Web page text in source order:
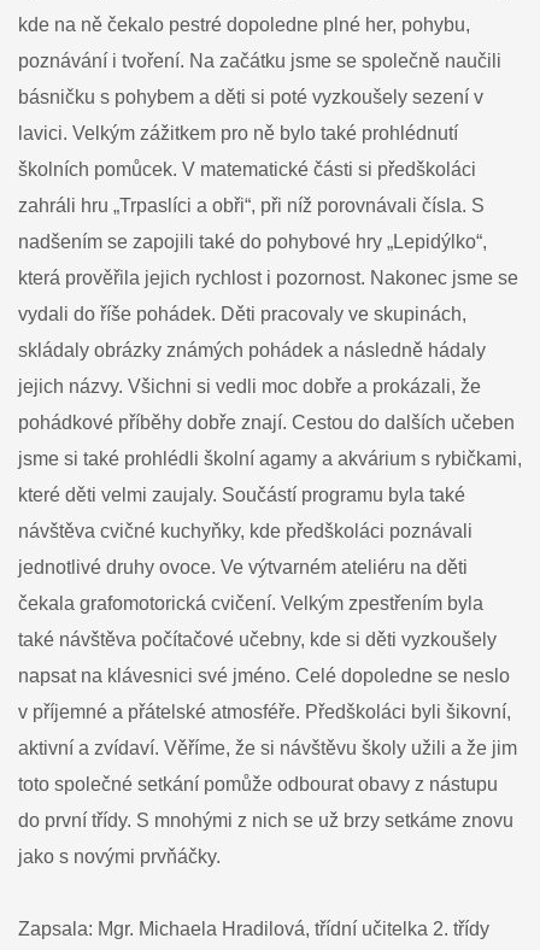
kde na ně čekalo pestré dopoledne plné her, pohybu,
poznávání i tvoření. Na začátku jsme se společně naučili
básničku s pohybem a děti si poté vyzkoušely sezení v
lavici. Velkým zážitkem pro ně bylo také prohlédnutí
školních pomůcek. V matematické části si předškoláci
zahráli hru „Trpaslíci a obři“, při níž porovnávali čísla. S
nadšením se zapojili také do pohybové hry „Lepidýlko“,
která prověřila jejich rychlost i pozornost. Nakonec jsme se
vydali do říše pohádek. Děti pracovaly ve skupinách,
skládaly obrázky známých pohádek a následně hádaly
jejich názvy. Všichni si vedli moc dobře a prokázali, že
pohádkové příběhy dobře znají. Cestou do dalších učeben
jsme si také prohlédli školní agamy a akvárium s rybičkami,
které děti velmi zaujaly. Součástí programu byla také
návštěva cvičné kuchyňky, kde předškoláci poznávali
jednotlivé druhy ovoce. Ve výtvarném ateliéru na děti
čekala grafomotorická cvičení. Velkým zpestřením byla
také návštěva počítačové učebny, kde si děti vyzkoušely
napsat na klávesnici své jméno. Celé dopoledne se neslo
v příjemné a přátelské atmosféře. Předškoláci byli šikovní,
aktivní a zvídaví. Věříme, že si návštěvu školy užili a že jim
toto společné setkání pomůže odbourat obavy z nástupu
do první třídy. S mnohými z nich se už brzy setkáme znovu
jako s novými prvňáčky.
Zapsala: Mgr. Michaela Hradilová, třídní učitelka 2. třídy